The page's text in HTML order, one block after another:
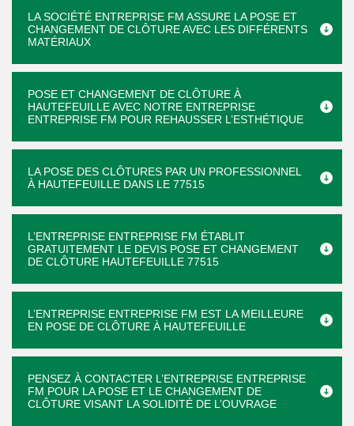
LA SOCIÉTÉ ENTREPRISE FM ASSURE LA POSE ET
CHANGEMENT DE CLÔTURE AVEC LES DIFFÉRENTS
MATÉRIAUX
POSE ET CHANGEMENT DE CLÔTURE À
HAUTEFEUILLE AVEC NOTRE ENTREPRISE
ENTREPRISE FM POUR REHAUSSER L’ESTHÉTIQUE
LA POSE DES CLÔTURES PAR UN PROFESSIONNEL
À HAUTEFEUILLE DANS LE 77515
L’ENTREPRISE ENTREPRISE FM ÉTABLIT
GRATUITEMENT LE DEVIS POSE ET CHANGEMENT
DE CLÔTURE HAUTEFEUILLE 77515
L’ENTREPRISE ENTREPRISE FM EST LA MEILLEURE
EN POSE DE CLÔTURE À HAUTEFEUILLE
PENSEZ À CONTACTER L’ENTREPRISE ENTREPRISE
FM POUR LA POSE ET LE CHANGEMENT DE
CLÔTURE VISANT LA SOLIDITÉ DE L’OUVRAGE